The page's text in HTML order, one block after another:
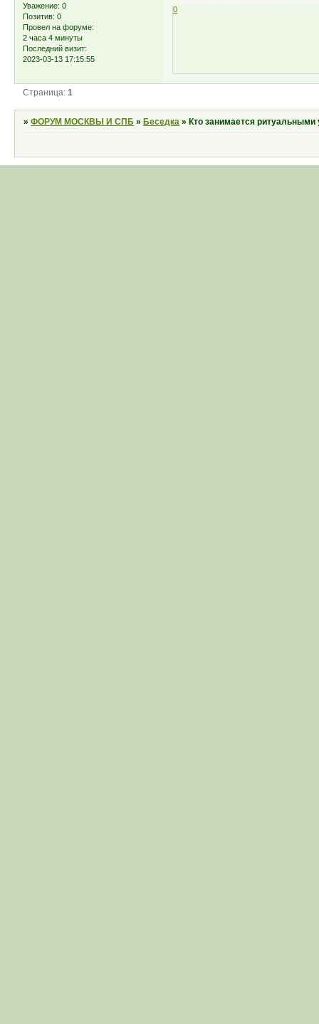
Уважение: 0
Позитив: 0
Провел на форуме:
2 часа 4 минуты
Последний визит:
2023-03-13 17:15:55
0
Страница:1
»ФОРУМ МОСКВЫ И СПБ » Беседка » Кто занимается